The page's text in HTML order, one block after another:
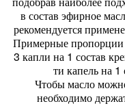
в состав эфирное
рекомендуется
Примерные пропорции
3 капли на 1 состав
ти капель на 1
Чтобы масло
необходимо